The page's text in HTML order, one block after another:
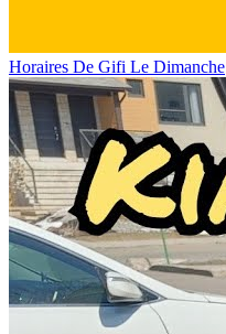
Horaires De Gifi Le Dimanche